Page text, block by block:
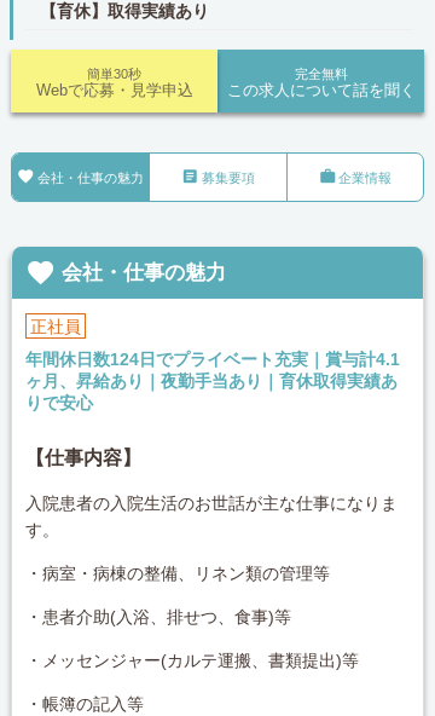
【育休】取得実績あり
完全無料
この求人について話を聞く
簡単30秒
Webで応募・見学申込
 会社・仕事の魅力  募集要項 企業情報
 会社・仕事の魅力
正社員
年間休日数124日でプライベート充実｜賞与計4.1
ヶ月、昇給あり｜夜勤手当あり｜育休取得実績あ
りで安心
【仕事内容】
入院患者の入院生活のお世話が主な仕事になりま
す。
・病室・病棟の整備、リネン類の管理等
・患者介助(入浴、排せつ、食事)等
・メッセンジャー(カルテ運搬、書類提出)等
・帳簿の記入等